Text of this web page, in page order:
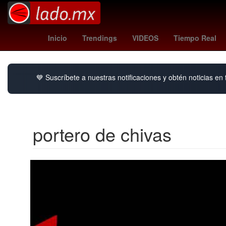
Inicio Trendings VIDEOS Tiempo Real
2 de Octubre Senador Nueva York Brasil
💙 Suscríbete a nuestras notificaciones y obtén noticias en
portero de chivas